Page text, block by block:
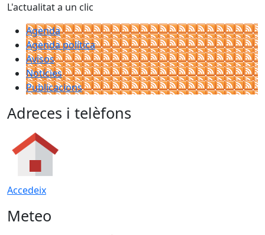
L'actualitat a un clic
Agenda
Agenda política
Avisos
Notícies
Publicacions
Adreces i telèfons
Accedeix
Meteo